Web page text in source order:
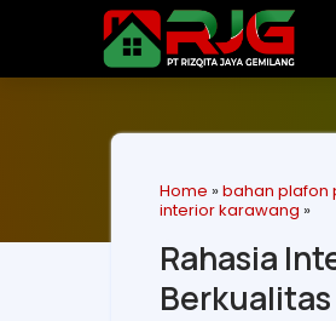
Home »bahan plafon
interior karawang »
Rahasia
Berkualitas